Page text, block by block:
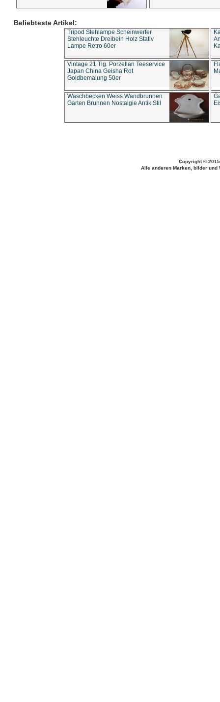
Beliebteste Artikel:
Tripod Stehlampe Scheinwerfer
Stehleuchte Dreibein Holz Stativ
Lampe Retro 60er
Vintage 21 Tlg. Porzellan Teeservice
Japan China Geisha Rot
Goldbemalung 50er
Waschbecken Weiss Wandbrunnen
Garten Brunnen Nostalgie Antik Stil
Copyright ©
Alle anderen Marken, bilder und